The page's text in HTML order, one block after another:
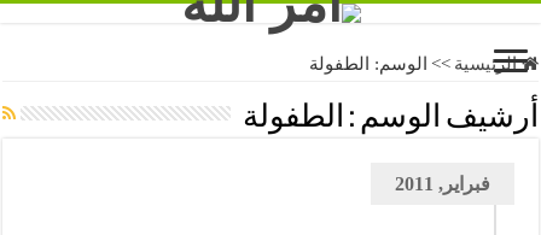
الرئيسية >> الوسم: الطفولة
أرشيف الوسم : الطفولة
فبراير, 2011